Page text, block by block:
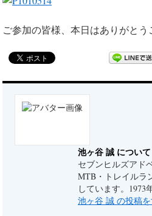
ご参加の皆様、本日はありがと
池ヶ谷 誠 について
セブンヒルズアド
MTB・トレイルラ
しています。1973
池ヶ谷 誠 の投稿